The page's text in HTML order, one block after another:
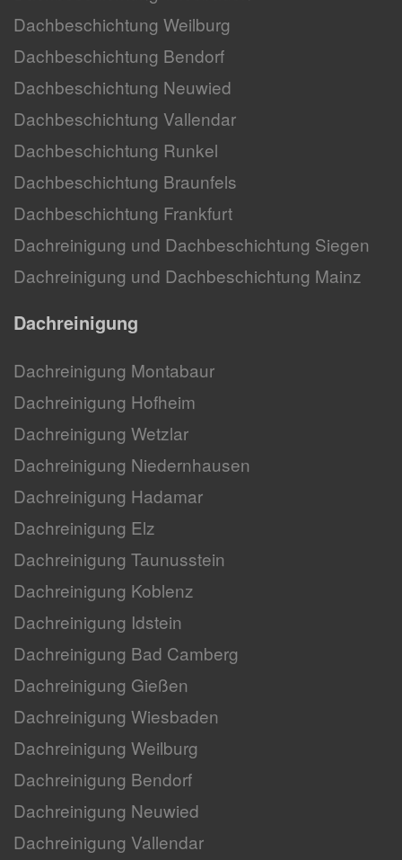
Dachbeschichtung Weilburg
Dachbeschichtung Bendorf
Dachbeschichtung Neuwied
Dachbeschichtung Vallendar
Dachbeschichtung Runkel
Dachbeschichtung Braunfels
Dachbeschichtung Frankfurt
Dachreinigung und Dachbeschichtung Siegen
Dachreinigung und Dachbeschichtung Mainz
Dachreinigung
Dachreinigung Montabaur
Dachreinigung Hofheim
Dachreinigung Wetzlar
Dachreinigung Niedernhausen
Dachreinigung Hadamar
Dachreinigung Elz
Dachreinigung Taunusstein
Dachreinigung Koblenz
Dachreinigung Idstein
Dachreinigung Bad Camberg
Dachreinigung Gießen
Dachreinigung Wiesbaden
Dachreinigung Weilburg
Dachreinigung Bendorf
Dachreinigung Neuwied
Dachreinigung Vallendar